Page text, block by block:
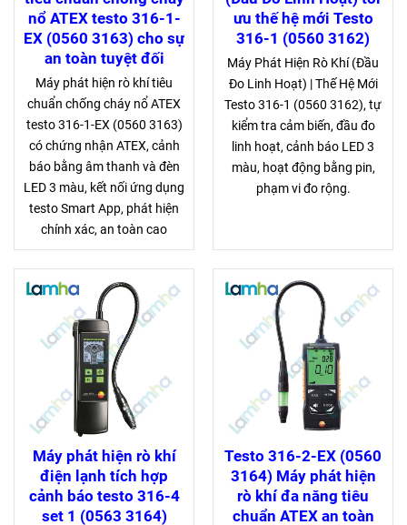
nổ ATEX testo 316-1-
EX (0560 3163) cho sự
an toàn tuyệt đối
Máy phát hiện rò khí tiêu
chuẩn chống cháy nổ ATEX
testo 316-1-EX (0560 3163)
có chứng nhận ATEX, cảnh
báo bằng âm thanh và đèn
LED 3 màu, kết nối ứng dụng
testo Smart App, phát hiện
chính xác, an toàn cao
ưu thế hệ mới Testo
316-1 (0560 3162)
Máy Phát Hiện Rò Khí (Đầu
Đo Linh Hoạt) | Thế Hệ Mới
Testo 316-1 (0560 3162), tự
kiểm tra cảm biến, đầu đo
linh hoạt, cảnh báo LED 3
màu, hoạt động bằng pin,
phạm vi đo rộng.
Máy phát hiện rò khí
điện lạnh tích hợp
cảnh báo testo 316-4
set 1 (0563 3164)
Testo 316-2-EX (0560
3164) Máy phát hiện
rò khí đa năng tiêu
chuẩn ATEX an toàn